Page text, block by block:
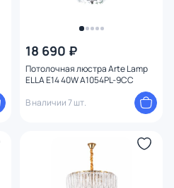
18 690 ₽
Потолочная люстра Arte Lamp
ELLA E14 40W A1054PL-9CC
В наличии 7 шт.